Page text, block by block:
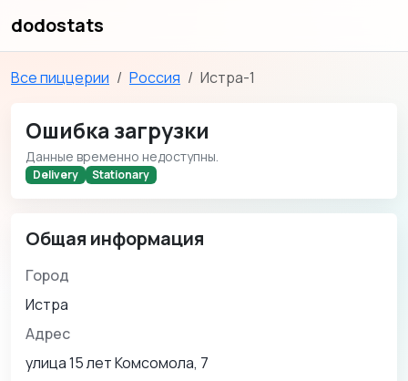
dodostats
Все пиццерии Россия Истра-1
Ошибка загрузки
Данные временно недоступны.
Delivery Stationary
Общая информация
Город
Истра
Адрес
улица 15 лет Комсомола, 7